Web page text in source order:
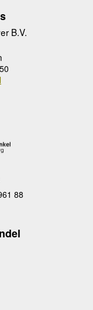
B.V.
88